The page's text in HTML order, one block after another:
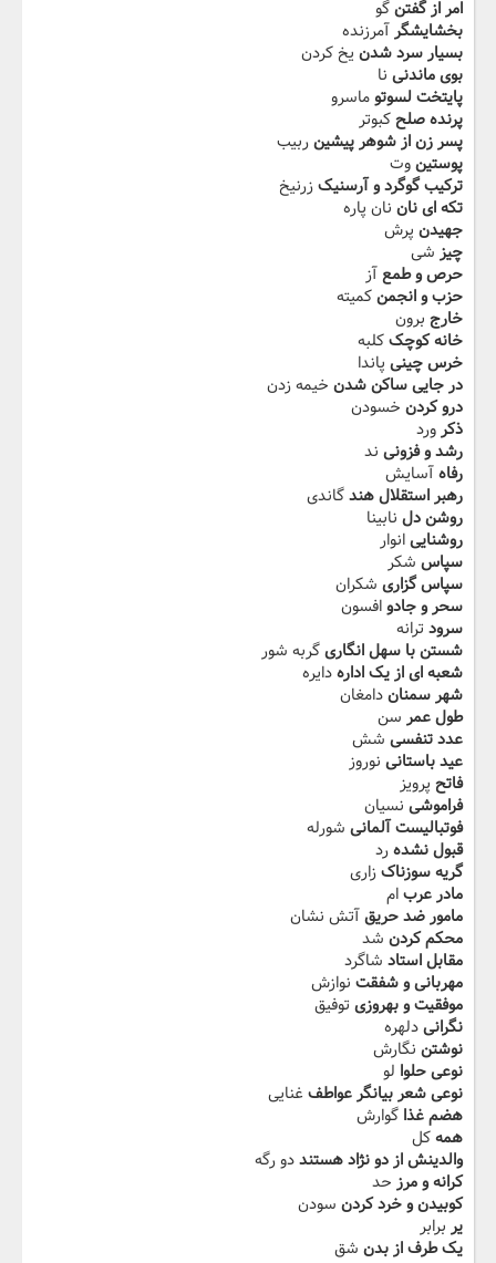
امر از گفتنگو
بخشایشگرآمرزنده
بسیار سرد شدن یخ کردن
بوی ماندنی نا
پایتخت لسوتوماسرو
پرنده صلحکبوتر
پسر زن از شوهر پیشینربیب
پوستینوت
ترکیب گوگرد و آرسنیکزرنیخ
تکه ای نان نان پاره
جهیدن پرش
چیز شی
حرص و طمعآز
حزب و انجمنکمیته
خارج برون
خانه کوچککلبه
خرس چینی پاندا
در جایی ساکن شدن خیمه زدن
درو کردن خسودن
ذکرورد
رشد و فزونی ند
رفاهآسایش
رهبر استقلال هندگاندی
روشن دل نابینا
روشناییانوار
سپاس شکر
سپاس گزاری شکران
سحر و جادوافسون
سرود ترانه
شستن با سهل انگاریگربه شور
شعبه ای از یک ادارهدایره
شهر سمناندامغان
طول عمر سن
عدد تنفسی شش
عید باستانی نوروز
فاتح پرویز
فراموشی نسیان
فوتبالیست آلمانی شورله
قبول نشدهرد
گریه سوزناکزاری
مادر عربام
مامور ضد حریقآتش نشان
محکم کردن شد
مقابل استاد شاگرد
مهربانی و شفقت نوازش
موفقیت و بهروزی توفیق
نگرانیدلهره
نوشتن نگارش
نوعی حلوا لو
نوعی شعر بیانگر عواطف غنایی
هضم غذا گوارش
همهکل
والدینش از دو نژاد هستنددو رگه
کرانه و مرز حد
کوبیدن و خرد کردن سودن
یر برابر
یک طرف از بدن شق